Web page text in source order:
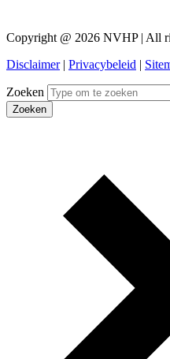
Copyright @ 2026 NVHP | All
Disclaimer| Privacybeleid |
Zoeken
Zoeken